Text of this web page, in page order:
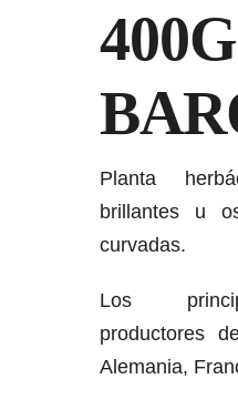
Planta
brillantes u
curvadas.
Los
productores
Alemania,